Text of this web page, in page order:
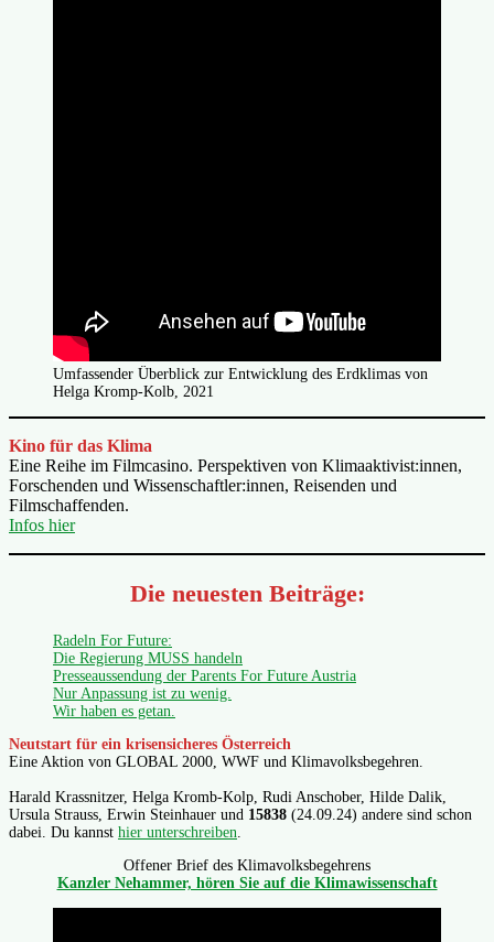
Umfassender Überblick zur Entwicklung des Erdklimas von
Helga Kromp-Kolb, 2021
Kino für das Klima
Eine Reihe im Filmcasino. Perspektiven von Klimaaktivist:innen,
Forschenden und Wissenschaftler:innen, Reisenden und
Filmschaffenden.
Infos hier
Die neuesten Beiträge:
Radeln For Future:
Die Regierung MUSS handeln
Presseaussendung der Parents For Future Austria
Nur Anpassung ist zu wenig.
Wir haben es getan.
Neutstart für ein krisensicheres Österreich
Eine Aktion von GLOBAL 2000, WWF und Klimavolksbegehren.
Harald Krassnitzer, Helga Kromb-Kolp, Rudi Anschober, Hilde Dalik,
Ursula Strauss, Erwin Steinhauer und 15838 (24.09.24) andere sind schon
dabei. Du kannst hier unterschreiben
Offener Brief des Klimavolksbegehrens
Kanzler Nehammer, hören Sie auf die Klimawissenschaft